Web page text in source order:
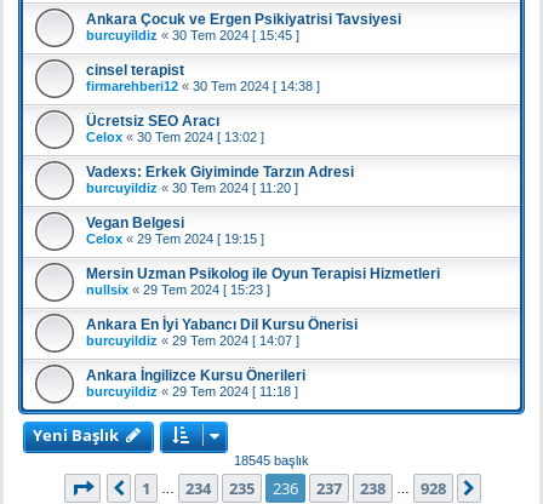
Ankara Çocuk ve Ergen Psikiyatrisi Tavsiyesi
burcuyildiz « 30 Tem 2024 [ 15:45 ]
cinsel terapist
firmarehberi12 « 30 Tem 2024 [ 14:38 ]
Ücretsiz SEO Aracı
Celox « 30 Tem 2024 [ 13:02 ]
Vadexs: Erkek Giyiminde Tarzın Adresi
burcuyildiz « 30 Tem 2024 [ 11:20 ]
Vegan Belgesi
Celox « 29 Tem 2024 [ 19:15 ]
Mersin Uzman Psikolog ile Oyun Terapisi Hizmetleri
nullsix « 29 Tem 2024 [ 15:23 ]
Ankara En İyi Yabancı Dil Kursu Önerisi
burcuyildiz « 29 Tem 2024 [ 14:07 ]
Ankara İngilizce Kursu Önerileri
burcuyildiz « 29 Tem 2024 [ 11:18 ]
Yeni Başlık
18545 başlık
236. sayfa (Toplam928 sayfa)
Önceki
1 234 235 236 237 238 928